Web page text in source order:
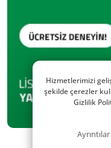
Hizmetlerimizi
şekilde çerezler
Gizlilik
Ayrıntılar